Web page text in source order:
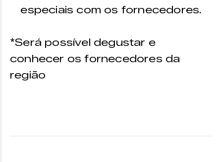
especiais com os fornecedores.
*Será possível degustar e
conhecer os fornecedores da
região